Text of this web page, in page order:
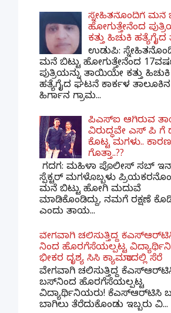
ಸ್ನೇಹಿತನೊಂದಿಗೆ ಮನೆ
ಹೋಗುತ್ತೇನೆಂದ
ಕತ್ತು ಹಿಚುಕಿ
ಉಡುಪಿ:
ಮನೆ ಬಿಟ್ಟು ಹೋಗುತ್ತೇನೆಂದ
ಪುತ್ರಿಯನ್ನು ತಾಯಿಯೇ ಕತ್ತು ಹಿಚುಕಿ
ಹತ್ಯೆಗೈದ ಘಟನೆ ಕಾರ್ಕಳ ತಾಲೂಕಿನ
ಹಿರ್ಗಾನ ಗ್ರಾಮ...
ಪಿಎಸ್​ಐ ಆಗಿರುವ
ವಿರುದ್ಧವೇ ಎಸ್ ಪಿ ಗೆ
ಕೊಟ್ಟ ಮಗಳು..
ಗೊತ್ತಾ..??
ಗದಗ​: ಮಹಿಳಾ ಪೊಲೀಸ್​ ಸಬ್
ಸ್ಪೆಕ್ಟರ್​ ಮಗಳೊಬ್ಬಳು
ಮನೆ ಬಿಟ್ಟು ಹೋಗಿ ಮದುವೆ
ಮಾಡಿಕೊಂಡಿದ್ದು, ನಮಗೆ ರಕ್ಷಣೆ
ಎಂದು ತಾಯ...
ವೇಗವಾಗಿ ಚಲಿಸುತ್ತಿದ್ದ
ನಿಂದ ಹೊರಗೆಸೆಯಲ್ಪಟ್ಟ
ಭೀಕರ ದೃಶ್ಯ ಸಿಸಿ ಕ್ಯಾಮರಾದಲ್ಲಿ ಸೆರೆ
ವೇಗವಾಗಿ ಚಲಿಸುತ್ತಿದ್ದ
ಬಸ್‌ನಿಂದ ಹೊರಗೆಸೆಯಲ್ಪಟ್ಟ
ವಿದ್ಯಾರ್ಥಿನಿಯರು! ಕೆಎಸ್‌ಆರ್‌ಟಿಸಿ
ಬಾಗಿಲು ತೆರೆದುಕೊಂಡು ಇಬ್ಬರು ವಿ...